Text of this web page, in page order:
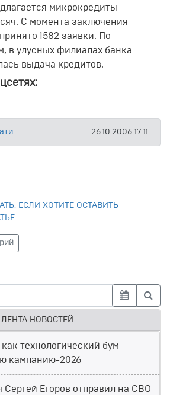
микрокредиты
С момента заключения
1582 заявки. По
в улусных филиалах банка
выдача кредитов.
26.10.2006 17:11
ЕСЛИ ХОТИТЕ ОСТАВИТЬ
ЛЕНТА НОВОСТЕЙ
технологический бум
кампанию-2026
Егоров отправил на СВО